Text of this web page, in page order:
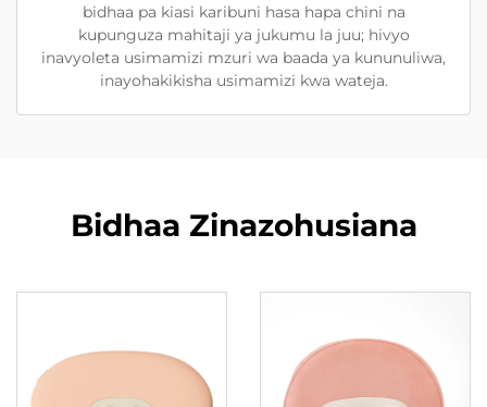
bidhaa pa kiasi karibuni hasa hapa chini na
kupunguza mahitaji ya jukumu la juu; hivyo
inavyoleta usimamizi mzuri wa baada ya kununuliwa,
inayohakikisha usimamizi kwa wateja.
Bidhaa Zinazohusiana